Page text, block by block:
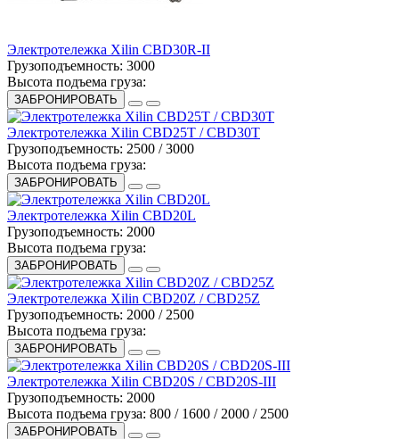
Электротележка Xilin CBD30R-II
Грузоподъемность: 3000
Высота подъема груза:
ЗАБРОНИРОВАТЬ
Электротележка Xilin CBD25T / CBD30T
Грузоподъемность: 2500 / 3000
Высота подъема груза:
ЗАБРОНИРОВАТЬ
Электротележка Xilin CBD20L
Грузоподъемность: 2000
Высота подъема груза:
ЗАБРОНИРОВАТЬ
Электротележка Xilin CBD20Z / CBD25Z
Грузоподъемность: 2000 / 2500
Высота подъема груза:
ЗАБРОНИРОВАТЬ
Электротележка Xilin CBD20S / CBD20S-III
Грузоподъемность: 2000
Высота подъема груза: 800 / 1600 / 2000 / 2500
ЗАБРОНИРОВАТЬ